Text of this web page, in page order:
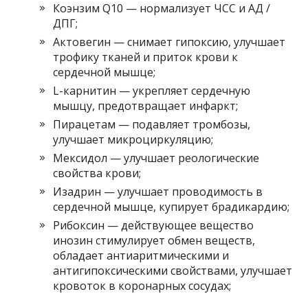
Коэнзим Q10 — нормализует ЧСС и АД /
ДПГ;
Актовегин — снимает гипоксию, улучшает
трофику тканей и приток крови к
сердечной мышце;
L-карнитин — укрепляет сердечную
мышцу, предотвращает инфаркт;
Пирацетам — подавляет тромбозы,
улучшает микроциркуляцию;
Мексидол — улучшает реологические
свойства крови;
Изадрин — улучшает проводимость в
сердечной мышце, купирует брадикардию;
Рибоксин — действующее вещество
инозин стимулирует обмен веществ,
обладает антиаритмическими и
антигипоксическими свойствами, улучшает
кровоток в коронарных сосудах;